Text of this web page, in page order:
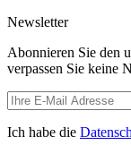
Newsletter
Abonnieren Sie den
verpassen Sie keine
Ich habe die